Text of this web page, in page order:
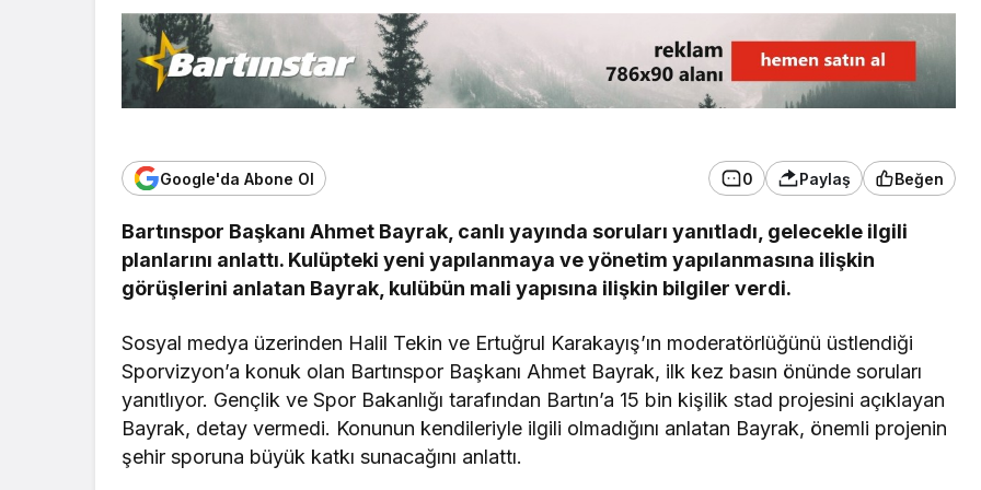
Google'da Abone Ol 0 Paylaş Beğen
Bartınspor Başkanı Ahmet Bayrak, canlı yayında soruları yanıtladı, gelecekle ilgili
planlarını anlattı. Kulüpteki yeni yapılanmaya ve yönetim yapılanmasına ilişkin
görüşlerini anlatan Bayrak, kulübün mali yapısına ilişkin bilgiler verdi.
Sosyal medya üzerinden Halil Tekin ve Ertuğrul Karakayış’ın moderatörlüğünü üstlendiği
Sporvizyon’a konuk olan Bartınspor Başkanı Ahmet Bayrak, ilk kez basın önünde soruları
yanıtlıyor. Gençlik ve Spor Bakanlığı tarafından Bartın’a 15 bin kişilik stad projesini açıklayan
Bayrak, detay vermedi. Konunun kendileriyle ilgili olmadığını anlatan Bayrak, önemli projenin
şehir sporuna büyük katkı sunacağını anlattı.